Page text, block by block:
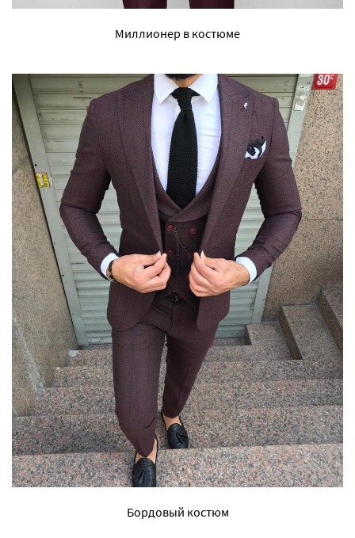
Миллионер в костюме
Бордовый костюм